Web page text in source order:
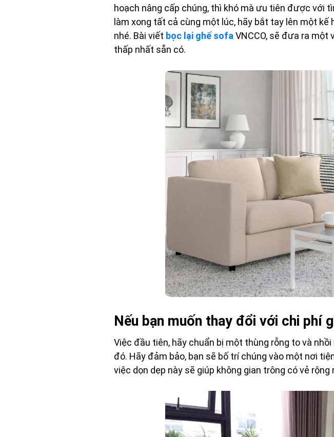
hoạch nâng cấp chúng, thì khó mà ưu tiên được với
làm xong tất cả cùng một lúc, hãy bắt tay lên một
nhé. Bài viết bọc lại ghế sofa VNCCO, sẽ đưa ra
thấp nhất sẵn có.
Nếu bạn muốn thay đổi với chi phí
Việc đầu tiên, hãy chuẩn bị một thùng rỗng to và
đó. Hãy đảm bảo, bạn sẽ bố trí chúng vào một nơi
việc dọn dẹp này sẽ giúp không gian trông có vẻ rộng